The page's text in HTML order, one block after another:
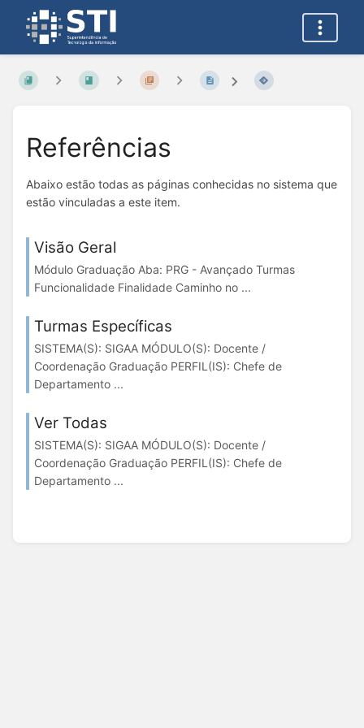
Referências
Abaixo estão todas as páginas conhecidas no sistema que
estão vinculadas a este item.
Visão Geral
Módulo Graduação Aba: PRG - Avançado Turmas
Funcionalidade Finalidade Caminho no ...
Turmas Específicas
SISTEMA(S): SIGAA MÓDULO(S): Docente /
Coordenação Graduação PERFIL(IS): Chefe de
Departamento ...
Ver Todas
SISTEMA(S): SIGAA MÓDULO(S): Docente /
Coordenação Graduação PERFIL(IS): Chefe de
Departamento ...